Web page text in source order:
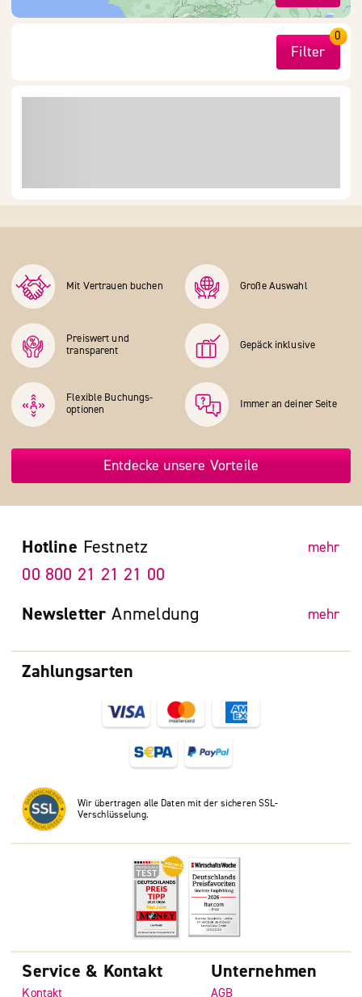
Filter
0
Mit Vertrauen buchen Große Auswahl
Preiswert und
transparent
Gepäck inklusive
Flexible Buchungs­
optionen
Immer an deiner Seite
Entdecke unsere Vorteile
Zahlungsarten
Wir übertragen alle Daten mit der sicheren SSL-
Verschlüsselung.
Hotline Festnetz mehr
00 800 21 21 21 00
Newsletter Anmeldung mehr
Service & Kontakt
Kontakt
Unternehmen
AGB